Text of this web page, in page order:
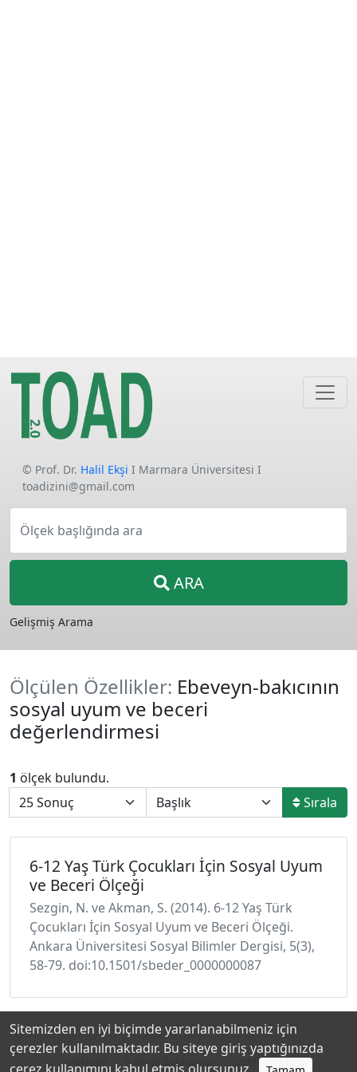
© Prof. Dr. Halil Ekşi I Marmara Üniversitesi I
toadizini@gmail.com
Ölçek başlığında ara
ARA
Gelişmiş Arama
Ölçülen Özellikler: Ebeveyn-bakıcının
sosyal uyum ve beceri
değerlendirmesi
1 ölçek bulundu.
Sırala
6-12 Yaş Türk Çocukları İçin Sosyal Uyum
ve Beceri Ölçeği
Sezgin, N. ve Akman, S. (2014). 6-12 Yaş Türk
Çocukları İçin Sosyal Uyum ve Beceri Ölçeği.
Ankara Üniversitesi Sosyal Bilimler Dergisi, 5(3),
58-79. doi:10.1501/sbeder_0000000087
Hakkında Katkıda Bulunanlar Gizlilik Politikası
Sitemizden en iyi biçimde yararlanabilmeniz için
çerezler kullanılmaktadır. Bu siteye giriş yaptığınızda